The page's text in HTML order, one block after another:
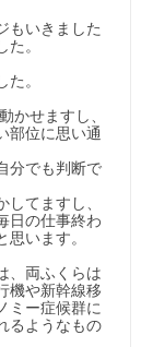
もいきました
。
。
かせますし、
部位に思い通
分でも判断で
てますし、
日の仕事終わ
います。
、両ふくらは
機や新幹線移
ミー症候群に
るようなもの